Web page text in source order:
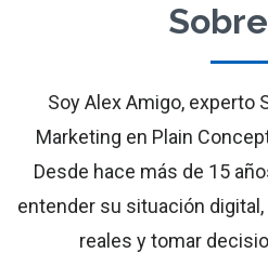
Soy Alex Amigo, experto
Marketing en Plain
Desde hace más de 15
entender su situación
reales y tomar